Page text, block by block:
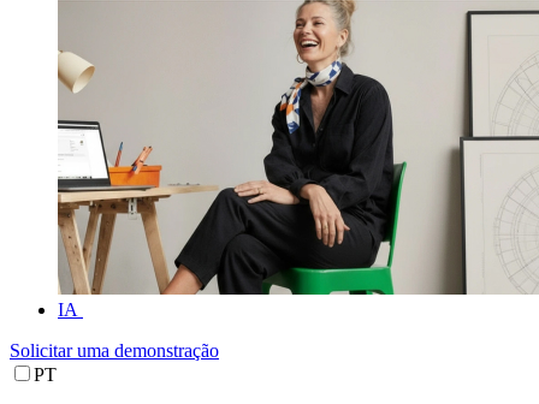
IA
Solicitar uma demonstração
PT